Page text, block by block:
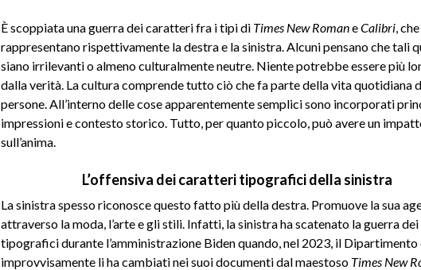
È scoppiata una guerra dei caratteri fra i tipi di Times New RomaneCalibri, che
rappresentano rispettivamente la destra e la sinistra. Alcuni pensano che tali
siano irrilevanti o almeno culturalmente neutre. Niente potrebbe essere più
dalla verità. La cultura comprende tutto ciò che fa parte della vita quotidiana
persone. All’interno delle cose apparentemente semplici sono incorporati
impressioni e contesto storico. Tutto, per quanto piccolo, può avere un
sull’anima.
L’offensiva dei caratteri tipografici della sinistra
La sinistra spesso riconosce questo fatto più della destra. Promuove la sua
attraverso la moda, l’arte e gli stili. Infatti, la sinistra ha scatenato la guerra
tipografici durante l’amministrazione Biden quando, nel 2023, il Dipartimento
improvvisamente li ha cambiati nei suoi documenti dal maestoso Times New